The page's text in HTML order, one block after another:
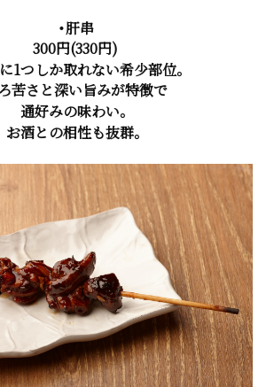
・肝串
300円(330円)
1つしか取れない希少部位。
苦さと深い旨みが特徴で
通好みの味わい。
お酒との相性も抜群。